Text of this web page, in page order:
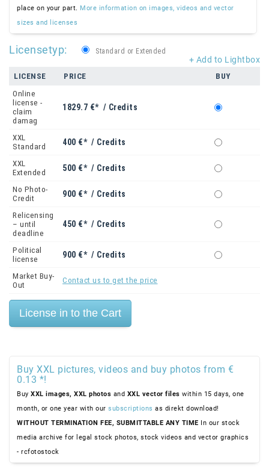
place on your part. More information on images, videos and vector
sizes and licenses
+ Add to Lightbox
Licensetyp: Standard or Extended
LICENSE PRICE
BUY
Online
license -
claim
damag
1829.7 €* / Credits
XXL
Standard
400 €* / Credits
XXL
Extended
500 €* / Credits
No Photo-
Credit
900 €* / Credits
Relicensing
– until
deadline
450 €* / Credits
Political
license
900 €* / Credits
Market Buy-
Out
Contact us to get the price
Buy XXL pictures, videos and buy photos from €
0.13 *!
Buy XXL images, XXL photos and XXL vector files within 15 days, one
month, or one year with our subscriptions as direkt download!
WITHOUT TERMINATION FEE, SUBMITTABLE ANY TIME In our stock
media archive for legal stock photos, stock videos and vector graphics
- rcfotostock